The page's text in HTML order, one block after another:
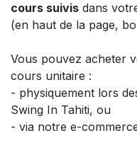
cours suivis dans
(en haut de la page,
Vous pouvez acheter
cours unitaire :
- physiquement lors
Swing In Tahiti, ou
- via notre e-